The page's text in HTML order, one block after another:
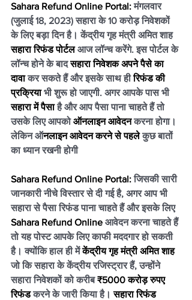
Sahara Refund Online Portal: मंगलवार
(जुलाई 18, 2023) सहारा के 10 करोड़ निवेशकों
के लिए बड़ा दिन है। केंद्रीय गृह मंत्री अमित शाह
सहारा रिफंड पोर्टल आज लॉन्च करेंगे. इस पोर्टल के
लॉन्च होने के बाद सहारा निवेशक अपने पैसे का
दावा कर सकते हैं और इसके साथ ही रिफंड की
प्रक्रिया भी शुरू हो जाएगी. अगर आपके पास भी
सहारा में पैसा है और आप पैसा पाना चाहते हैं तो
उसके लिए आपको ऑनलाइन आवेदन करना होगा।
लेकिन ऑनलाइन आवेदन करने से पहले कुछ बातों
का ध्यान रखनी होगी
Sahara Refund Online Portal: जिसकी सारी
जानकारी नीचे विस्तार से दी गई है, अगर आप भी
सहारा से पैसा रिफंड पाना चाहते हैं और इसके लिए
Sahara Refund Online आवेदन करना चाहते हैं
तो यह पोस्ट आपके लिए काफी मददगार हो सकती
है। क्योंकि हाल ही में केंद्रीय गृह मंत्री अमित शाह
जो कि सहारा के केंद्रीय रजिस्ट्रार हैं, उन्होंने
सहारा निवेशकों को करीब ₹5000 करोड़ रुपए
रिफंड करने के जारी किया है। सहारा रिफंड